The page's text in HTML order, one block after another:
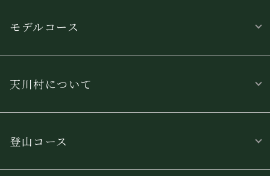
モデルコース
天川村について
登山コース